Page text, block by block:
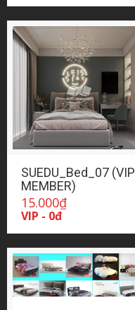
SUEDU_Bed_07 (VIP
MEMBER)
15.000₫
VIP - 0đ